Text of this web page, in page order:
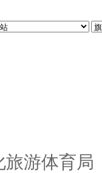
旅游体育局